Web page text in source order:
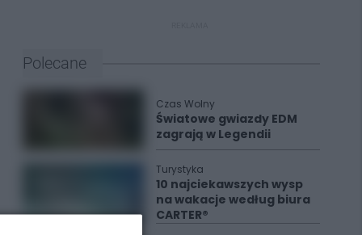
Polecane
Czas Wolny
Światowe gwiazdy EDM
zagrają w Legendii
Turystyka
10 najciekawszych wysp
na wakacje według biura
CARTER®